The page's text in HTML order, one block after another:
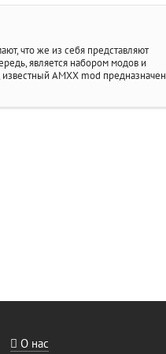
что же из себя представляют
является набором модов и
AMXX mod предназначен
О нас